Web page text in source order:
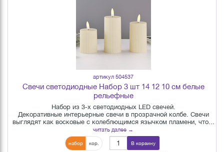
артикул 504537
Свечи светодиодные Набор 3 шт 14 12 10 см белые
рельефные
Набор из 3-х светодиодных LED свечей.
Декоративные интерьерные свечи в прозрачной колбе. Свечи
выглядят как восковые с колеблющимся язычком пламени, что...
читать далее →
набор кор. В корзину